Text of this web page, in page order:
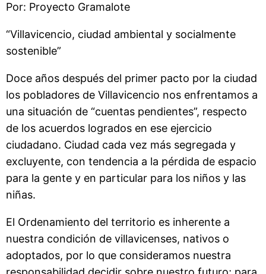
Por: Proyecto Gramalote
“Villavicencio, ciudad ambiental y socialmente
sostenible”
Doce años después del primer pacto por la ciudad
los pobladores de Villavicencio nos enfrentamos a
una situación de “cuentas pendientes”, respecto
de los acuerdos logrados en ese ejercicio
ciudadano. Ciudad cada vez más segregada y
excluyente, con tendencia a la pérdida de espacio
para la gente y en particular para los niños y las
niñas.
El Ordenamiento del territorio es inherente a
nuestra condición de villavicenses, nativos o
adoptados, por lo que consideramos nuestra